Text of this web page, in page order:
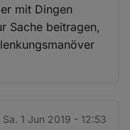
mit Dingen
Sache beitragen,
Sa. 1 Jun 2019 - 12:53